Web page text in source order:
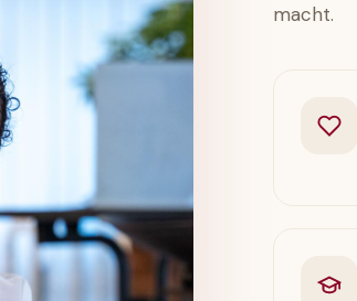
macht.